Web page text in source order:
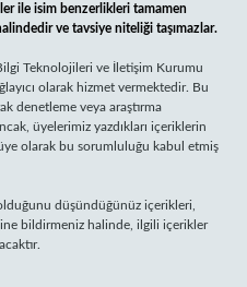
ile isim benzerlikleri tamamen
ve tavsiye niteliği taşımazlar.
Teknolojileri ve İletişim Kurumu
olarak hizmet vermektedir. Bu
denetleme veya araştırma
üyelerimiz yazdıkları içeriklerin
olarak bu sorumluluğu kabul etmiş
düşündüğünüz içerikleri,
bildirmeniz halinde, ilgili içerikler